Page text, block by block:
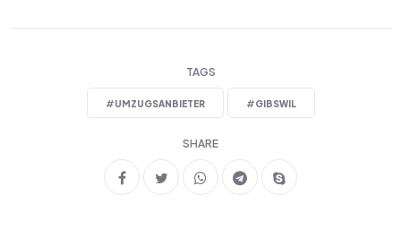
TAGS
#UMZUGSANBIETER #GIBSWIL
SHARE